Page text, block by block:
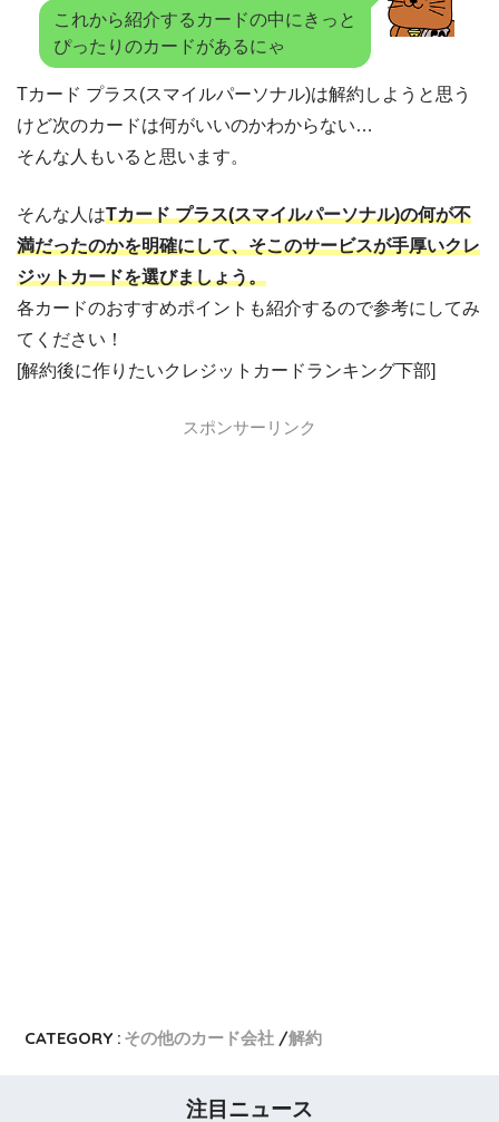
これから紹介するカードの中にきっと
ぴったりのカードがあるにゃ
Tカード プラス(スマイルパーソナル)は解約しようと思う
けど次のカードは何がいいのかわからない…
そんな人もいると思います。
そんな人はTカード プラス(スマイルパーソナル)の何が不
満だったのかを明確にして、そこのサービスが手厚いクレ
ジットカードを選びましょう。
各カードのおすすめポイントも紹介するので参考にしてみ
てください！
[解約後に作りたいクレジットカードランキング下部]
スポンサーリンク
CATEGORY : その他のカード会社 解約
注目ニュース